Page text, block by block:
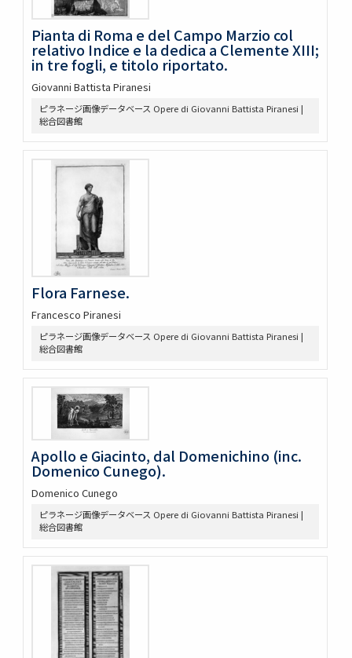
Pianta di Roma e del Campo Marzio col
relativo Indice e la dedica a Clemente XIII;
in tre fogli, e titolo riportato.
Giovanni Battista Piranesi
ピラネージ画像データベース Opere di Giovanni Battista Piranesi |
総合図書館
Flora Farnese.
Francesco Piranesi
ピラネージ画像データベース Opere di Giovanni Battista Piranesi |
総合図書館
Apollo e Giacinto, dal Domenichino (inc.
Domenico Cunego).
Domenico Cunego
ピラネージ画像データベース Opere di Giovanni Battista Piranesi |
総合図書館